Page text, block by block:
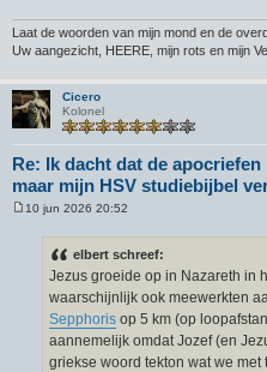
Laat de woorden van mijn mond en de
Uw aangezicht, HEERE, mijn rots en mijn
Cicero
Kolonel
Re: Ik dacht dat de
maar mijn HSV studiebijbel
10 jun 2026 20:52
elbert schreef:
Jezus groeide op in Nazareth in
waarschijnlijk ook meewerkten
Sepphoris op 5 km (op
aannemelijk omdat Jozef (en
griekse woord tekton wat we